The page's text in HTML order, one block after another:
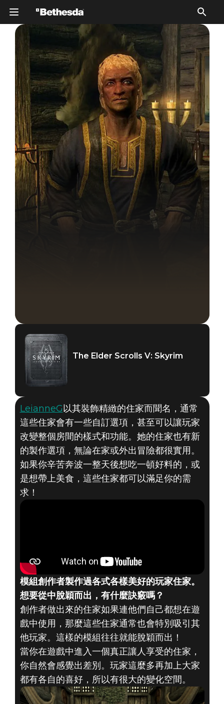
作者：
LEIANNEG
The Elder Scrolls V: Skyrim
LeianneG以其裝飾精緻的住家而聞名，通常
這些住家會有一些自訂選項，甚至可以讓玩家
改變整個房間的樣式和功能。她的住家也有新
的製作選項，無論在家或外出冒險都很實用。
如果你辛苦奔波一整天後想吃一頓好料的，或
是想帶上美食，這些住家都可以滿足你的需
求！
模組創作者製作過各式各樣美好的玩家住家。
想要從中脫穎而出，有什麼訣竅嗎？
創作者做出來的住家如果連他們自己都想在遊
戲中使用，那麼這些住家通常也會特別吸引其
他玩家。這樣的模組往往就能脫穎而出！
當你在遊戲中進入一個真正讓人享受的住家，
你自然會感覺出差別。玩家這麼多再加上大家
都有各自的喜好，所以有很大的變化空間。